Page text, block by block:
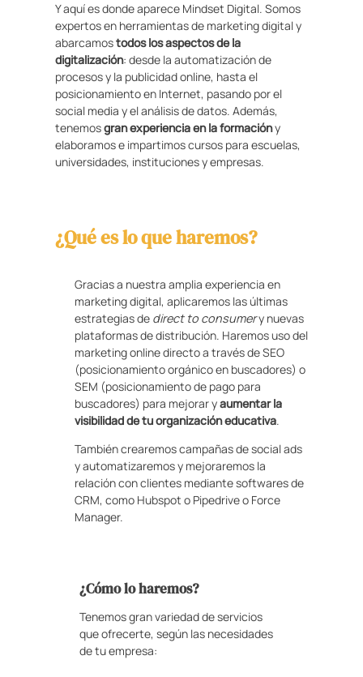
Y aquí es donde aparece Mindset Digital. Somos
expertos en herramientas de marketing digital y
abarcamostodos los aspectos de la
digitalización: desde la automatización de
procesos y la publicidad online, hasta el
posicionamiento en Internet, pasando por el
social media y el análisis de datos. Además,
tenemosgran experiencia en la formacióny
elaboramos e impartimos cursos para escuelas,
universidades, instituciones y empresas.
¿Qué es lo que haremos?
Gracias a nuestra amplia experiencia en
marketing digital, aplicaremos las últimas
estrategias de direct to consumery nuevas
plataformas de distribución. Haremos uso del
marketing online directo a través de SEO
(posicionamiento orgánico en buscadores) o
SEM (posicionamiento de pago para
buscadores) para mejorar yaumentar la
visibilidad de tu organización educativa.
También crearemos campañas de social ads
y automatizaremos y mejoraremos la
relación con clientes mediante softwares de
CRM, como Hubspot o Pipedrive o Force
Manager.
¿Cómo lo haremos?
Tenemos gran variedad de servicios
que ofrecerte, según las necesidades
de tu empresa: